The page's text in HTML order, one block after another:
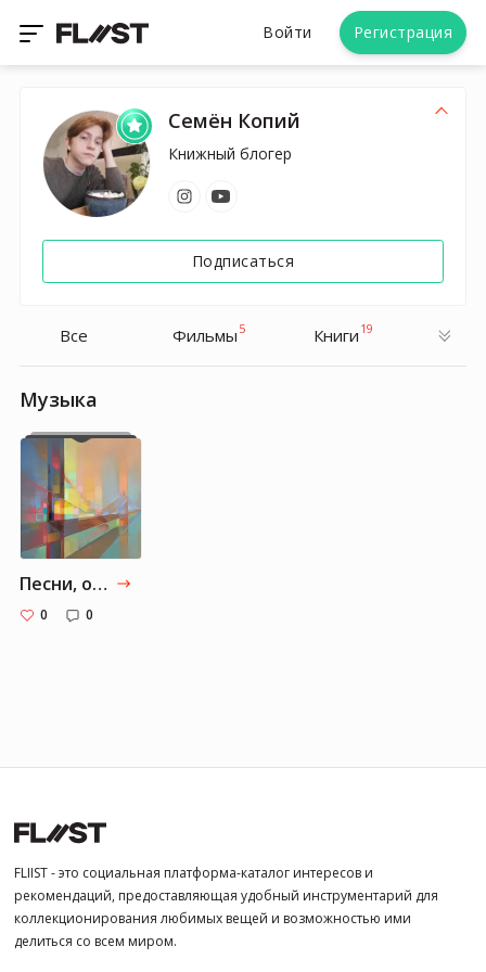
Войти Регистрация
Семён Копий
Книжный блогер
Подписаться
Все Фильмы 5 Книги 19
Музыка
Песни, от которых я без ума
0 0
FLIIST - это социальная платформа-каталог интересов и
рекомендаций, предоставляющая удобный инструментарий для
коллекционирования любимых вещей и возможностью ими
делиться со всем миром.